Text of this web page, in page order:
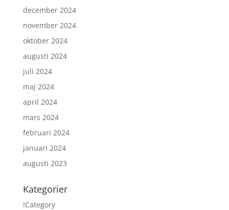
december 2024
november 2024
oktober 2024
augusti 2024
juli 2024
maj 2024
april 2024
mars 2024
februari 2024
januari 2024
augusti 2023
Kategorier
!Category